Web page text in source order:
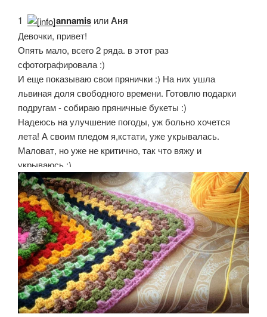
1. annamis илиАня
Девочки, привет!
Опять мало, всего 2 ряда. в этот раз
сфотографировала :)
И еще показываю свои прянички :) На них ушла
львиная доля свободного времени. Готовлю подарки
подругам - собираю пряничные букеты :)
Надеюсь на улучшение погоды, уж больно хочется
лета! А своим пледом я,кстати, уже укрывалась.
Маловат, но уже не критично, так что вяжу и
укрываюсь :)